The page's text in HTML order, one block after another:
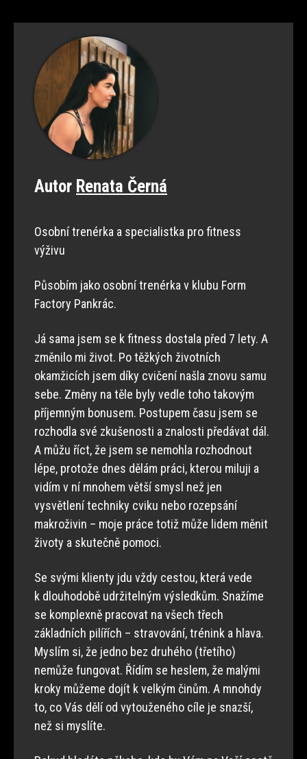
Autor Renata Černá
Osobní trenérka a specialistka pro fitness
výživu
Působím jako osobní trenérka v klubu Form
Factory Pankrác.
Já sama jsem se k fitness dostala před 7 lety. A
změnilo mi život. Po těžkých životních
okamžicích jsem díky cvičení našla znovu samu
sebe. Změny na těle byly vedle toho takovým
příjemným bonusem. Postupem času jsem se
rozhodla své zkušenosti a znalosti předávat dál.
A můžu říct, že jsem se nemohla rozhodnout
lépe, protože dnes dělám práci, kterou miluji a
vidím v ní mnohem větší smysl než jen
vysvětlení techniky cviku nebo rozepsání
makroživin – moje práce totiž může lidem měnit
životy a skutečně pomoci.
Se svými klienty jdu vždy cestou, která vede
k dlouhodobě udržitelným výsledkům. Snažíme
se komplexně pracovat na všech třech
základních pilířích – stravování, trénink a hlava.
Myslím si, že jedno bez druhého (třetího)
nemůže fungovat. Řídím se heslem, že malými
kroky můžeme dojít k velkým činům. A mnohdy
to, co Vás dělí od vytouženého cíle je snazší,
než si myslíte.